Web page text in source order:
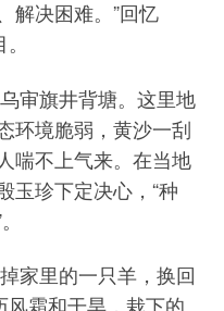
解决困难。”回忆
旗井背塘。这里地
环境脆弱，黄沙一刮
喘不上气来。在当地
玉珍下定决心，“种
里的一只羊，换回
霜和干旱，栽下的